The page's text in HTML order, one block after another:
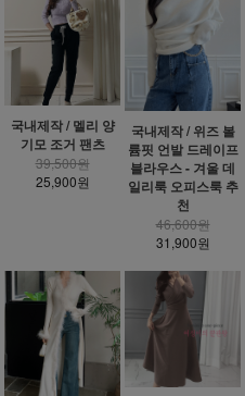
국내제작 / 멜리 양
기모 조거 팬츠
39,500원
25,900원
국내제작 / 위즈 볼
륨핏 언발 드레이프
블라우스 - 겨울 데
일리룩 오피스룩 추
천
46,600원
31,900원